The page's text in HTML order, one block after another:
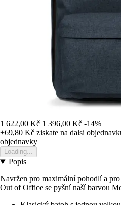
1 622,00 Kč 1 396,00 Kč -14%
+69,80 Kč ziskate na dalsi
objednavky
Loading...
Popis
Navržen pro maximální pohodlí a
Out of Office se pyšní naší barvou